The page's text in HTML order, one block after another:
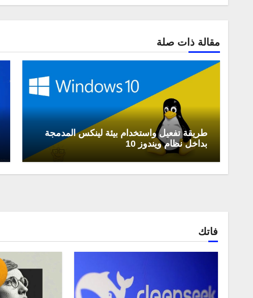
مقالة ذات صلة
طريقة تفعيل واستخدام بيئة لينكس المدمجة
بداخل نظام ويندوز 10
فاتك